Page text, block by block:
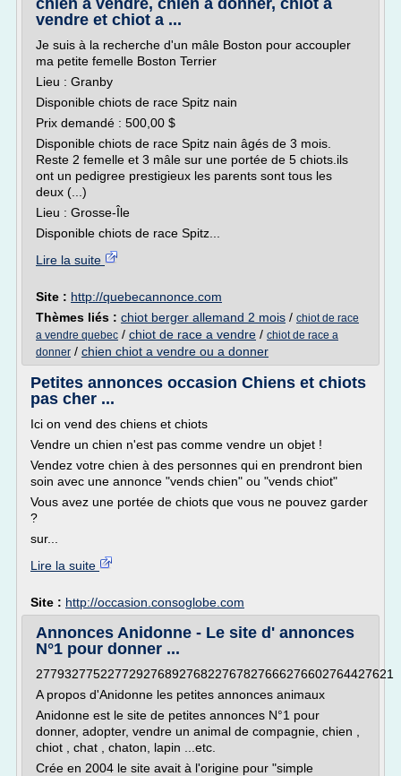
chien a vendre, chien a donner, chiot a
vendre et chiot a ...
Je suis à la recherche d'un mâle Boston pour accoupler
ma petite femelle Boston Terrier
Lieu : Granby
Disponible chiots de race Spitz nain
Prix demandé : 500,00 $
Disponible chiots de race Spitz nain âgés de 3 mois.
Reste 2 femelle et 3 mâle sur une portée de 5 chiots.ils
ont un pedigree prestigieux les parents sont tous les
deux (...)
Lieu : Grosse-Île
Disponible chiots de race Spitz...
Lire la suite
Site : http://quebecannonce.com
Thèmes liés : chiot berger allemand 2 mois / chiot de race
a vendre quebec / chiot de race a vendre / chiot de race a
donner / chien chiot a vendre ou a donner
Petites annonces occasion Chiens et chiots
pas cher ...
Ici on vend des chiens et chiots
Vendre un chien n'est pas comme vendre un objet !
Vendez votre chien à des personnes qui en prendront bien
soin avec une annonce "vends chien" ou "vends chiot"
Vous avez une portée de chiots que vous ne pouvez garder
?
sur...
Lire la suite
Site : http://occasion.consoglobe.com
Annonces Anidonne - Le site d' annonces
N°1 pour donner ...
27793277522772927689276822767827666276602764427621
A propos d'Anidonne les petites annonces animaux
Anidonne est le site de petites annonces N°1 pour
donner, adopter, vendre un animal de compagnie, chien ,
chiot , chat , chaton, lapin ...etc.
Crée en 2004 le site avait à l'origine pour "simple